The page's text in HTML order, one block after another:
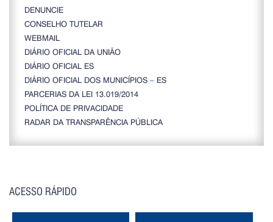
DENUNCIE
CONSELHO TUTELAR
WEBMAIL
DIÁRIO OFICIAL DA UNIÃO
DIÁRIO OFICIAL ES
DIÁRIO OFICIAL DOS MUNICÍPIOS – ES
PARCERIAS DA LEI 13.019/2014
POLÍTICA DE PRIVACIDADE
RADAR DA TRANSPARÊNCIA PÚBLICA
ACESSO RÁPIDO